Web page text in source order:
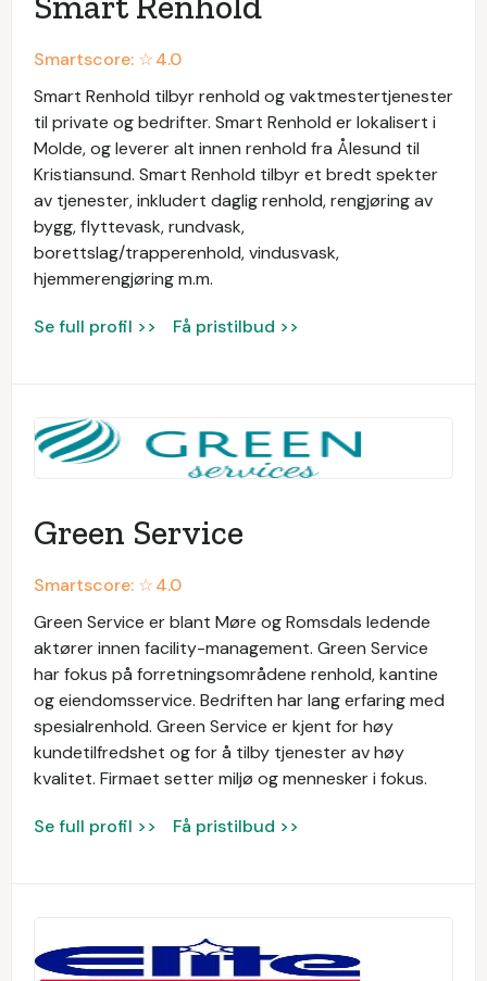
Smartscore: ☆4.0
Smart Renhold tilbyr renhold og vaktmestertjenester
til private og bedrifter. Smart Renhold er lokalisert i
Molde, og leverer alt innen renhold fra Ålesund til
Kristiansund. Smart Renhold tilbyr et bredt spekter
av tjenester, inkludert daglig renhold, rengjøring av
bygg, flyttevask, rundvask,
borettslag/trapperenhold, vindusvask,
hjemmerengjøring m.m.
Se full profil >> Få pristilbud >>
Green Service
Smartscore: ☆4.0
Green Service er blant Møre og Romsdals ledende
aktører innen facility-management. Green Service
har fokus på forretningsområdene renhold, kantine
og eiendomsservice. Bedriften har lang erfaring med
spesialrenhold. Green Service er kjent for høy
kundetilfredshet og for å tilby tjenester av høy
kvalitet. Firmaet setter miljø og mennesker i fokus.
Se full profil >> Få pristilbud >>